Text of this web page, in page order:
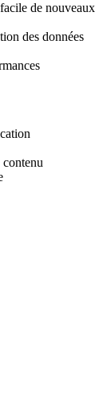
de nouveaux
des données